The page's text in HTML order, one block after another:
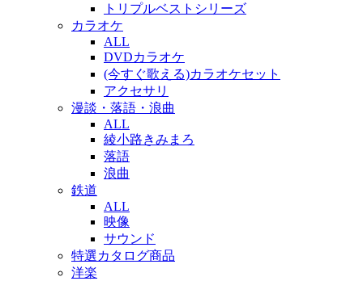
トリプルベストシリーズ
カラオケ
ALL
DVDカラオケ
(今すぐ歌える)カラオケセット
アクセサリ
漫談・落語・浪曲
ALL
綾小路きみまろ
落語
浪曲
鉄道
ALL
映像
サウンド
特選カタログ商品
洋楽